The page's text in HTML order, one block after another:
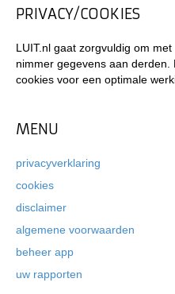
PRIVACY/COOKIES
LUIT.nl gaat zorgvuldig om
nimmer gegevens aan derden.
cookies voor een optimale
MENU
privacyverklaring
cookies
disclaimer
algemene voorwaarden
beheer app
uw rapporten